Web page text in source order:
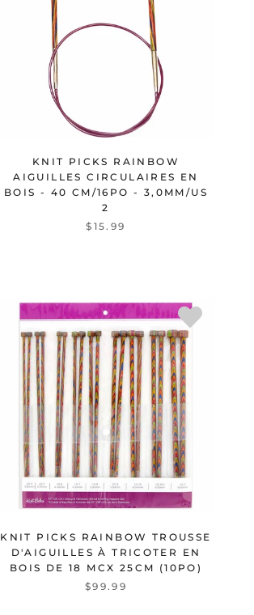
KNIT PICKS RAINBOW
AIGUILLES CIRCULAIRES EN
BOIS - 40 CM/16PO - 3,0MM/US
2
$15.99
KNIT PICKS RAINBOW TROUSSE
D'AIGUILLES À TRICOTER EN
BOIS DE 18 MCX 25CM (10PO)
$99.99